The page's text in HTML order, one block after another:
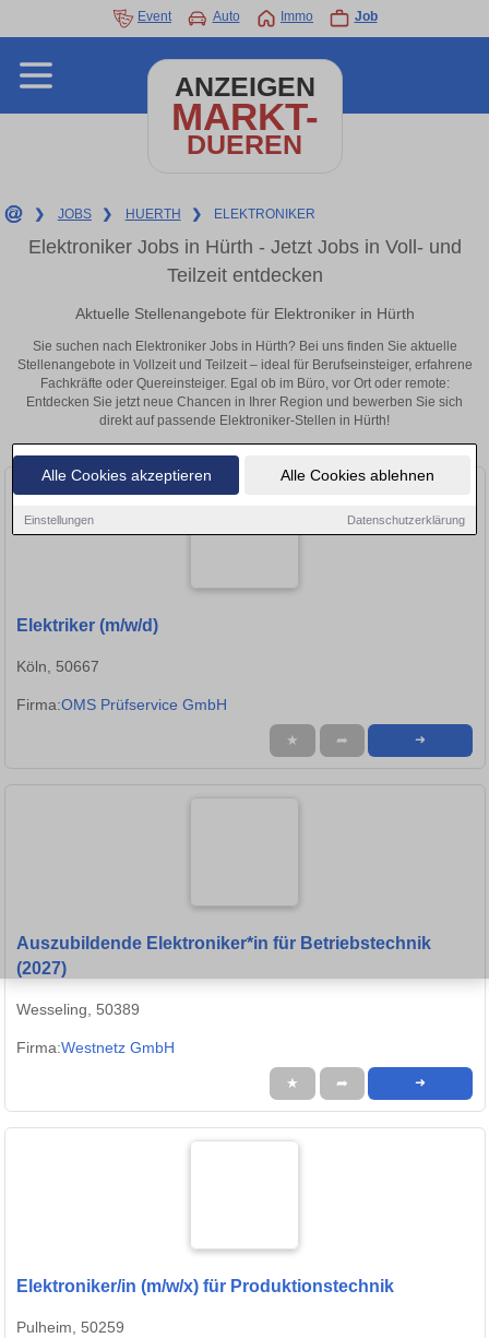
Alle Cookies akzeptieren Alle Cookies ablehnen
Einstellungen Datenschutzerklärung
Event Auto Immo Job
ANZEIGEN
MARKT-
DUEREN
❯ JOBS ❯ HUERTH ❯ ELEKTRONIKER
Elektroniker Jobs in Hürth - Jetzt Jobs in Voll- und
Teilzeit entdecken
Aktuelle Stellenangebote für Elektroniker in Hürth
Sie suchen nach Elektroniker Jobs in Hürth? Bei uns finden Sie aktuelle
Stellenangebote in Vollzeit und Teilzeit – ideal für Berufseinsteiger, erfahrene
Fachkräfte oder Quereinsteiger. Egal ob im Büro, vor Ort oder remote:
Entdecken Sie jetzt neue Chancen in Ihrer Region und bewerben Sie sich
direkt auf passende Elektroniker-Stellen in Hürth!
Elektriker (m/w/d)
Köln, 50667
Firma:OMS Prüfservice GmbH
★ ➦ ➜
Auszubildende Elektroniker*in für Betriebstechnik
(2027)
Wesseling, 50389
Firma:Westnetz GmbH
★ ➦ ➜
Elektroniker/in (m/w/x) für Produktionstechnik
Pulheim, 50259